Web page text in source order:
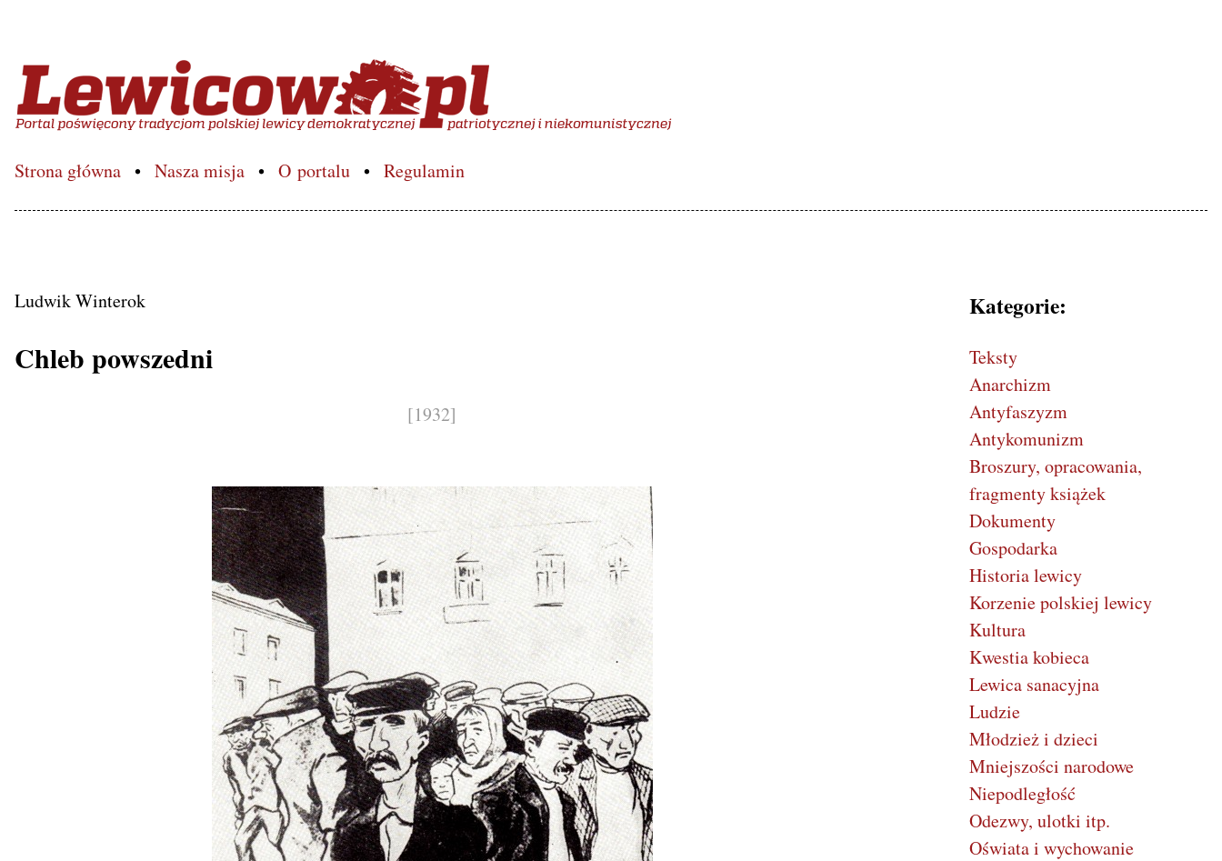
Lewicowo.pl – Portal poświęcony polskiej lewicy demokratycznej,
Strona główna Nasza misja O portalu Regulamin
Ludwik Winterok
Chleb powszedni
[1932]
Kategorie:
Teksty
Anarchizm
Antyfaszyzm
Antykomunizm
Broszury, opracowania,
fragmenty książek
Dokumenty
Gospodarka
Historia lewicy
Korzenie polskiej lewicy
Kultura
Kwestia kobieca
Lewica sanacyjna
Ludzie
Młodzież i dzieci
Mniejszości narodowe
Niepodległość
Odezwy, ulotki itp.
Oświata i wychowanie